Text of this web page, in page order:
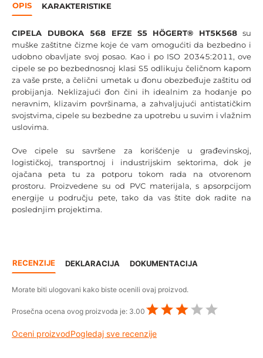
OPIS KARAKTERISTIKE
CIPELA DUBOKA 568 EFZE S5 HÖGERT® HT5K568 su
muške zaštitne čizme koje će vam omogućiti da bezbedno i
udobno obavljate svoj posao. Kao i po ISO 20345:2011, ove
cipele se po bezbednosnoj klasi S5 odlikuju čeličnom kapom
za vaše prste, a čelični umetak u đonu obezbeđuje zaštitu od
probijanja. Neklizajući đon čini ih idealnim za hodanje po
neravnim, klizavim površinama, a zahvaljujući antistatičkim
svojstvima, cipele su bezbedne za upotrebu u suvim i vlažnim
uslovima.
Ove cipele su savršene za korišćenje u građevinskoj,
logističkoj, transportnoj i industrijskim sektorima, dok je
ojačana peta tu za potporu tokom rada na otvorenom
prostoru. Proizvedene su od PVC materijala, s apsorpcijom
energije u području pete, tako da vas štite dok radite na
poslednjim projektima.
RECENZIJE DEKLARACIJA DOKUMENTACIJA
Morate biti ulogovani kako biste ocenili ovaj proizvod.
Prosečna ocena ovog proizvoda je: 3.00
Oceni proizvodPogledaj sve recenzije